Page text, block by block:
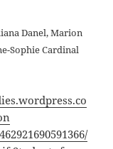
Danel, Marion
Sophie Cardinal